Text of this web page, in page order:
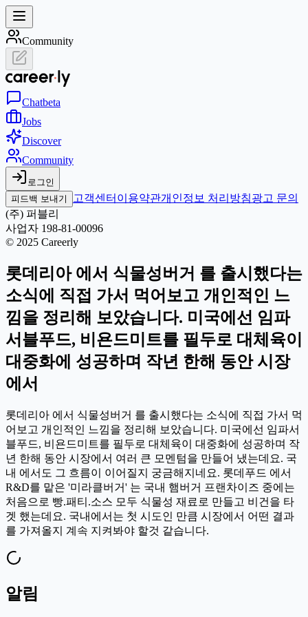
Community
Chatbeta
Jobs
Discover
Community
로그인
피드백 보내기
고객센터 이용약관개인정보 처리방침광고 문의
(주) 퍼블리
사업자 198-81-00096
© 2025 Careerly
롯데리아 에서 식물성버거 를 출시했다는
소식에 직접 가서 먹어보고 개인적인 느
낌을 정리해 보았습니다. 미국에선 임파
서블푸드, 비욘드미트를 필두로 대체육이
대중화에 성공하며 작년 한해 동안 시장
에서
롯데리아 에서 식물성버거 를 출시했다는 소식에 직접 가서 먹
어보고 개인적인 느낌을 정리해 보았습니다. 미국에선 임파서
블푸드, 비욘드미트를 필두로 대체육이 대중화에 성공하며 작
년 한해 동안 시장에서 여러 큰 모멘텀을 만들어 냈는데요. 국
내 에서도 그 흐름이 이어질지 궁금해지네요. 롯데푸드 에서
R&D를 맡은 '미라클버거' 는 국내 햄버거 프랜차이즈 중에는
처음으로 빵.패티.소스 모두 식물성 재료로 만들고 비건을 타
겟 했는데요. 국내에서는 첫 시도인 만큼 시장에서 어떤 결과
를 가져올지 계속 지켜봐야 할것 같습니다.
알림